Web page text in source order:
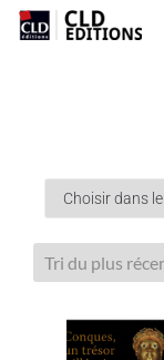
La Maison